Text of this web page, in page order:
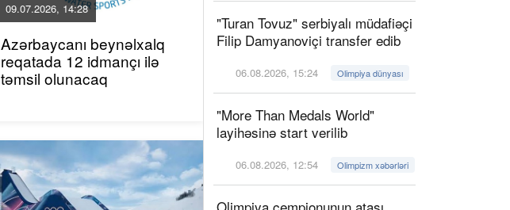
09.07.2026, 14:28
Azərbaycanı beynəlxalq
reqatada 12 idmançı ilə
təmsil olunacaq
"Turan Tovuz" serbiyalı müdafiəçi
Filip Damyanoviçi transfer edib
06.08.2026, 15:24 Olimpiya dünyası
"More Than Medals World"
layihəsinə start verilib
06.08.2026, 12:54 Olimpizm xəbərləri